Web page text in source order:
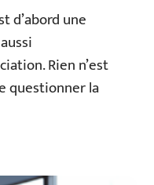
d’abord une
Rien n’est
questionner la